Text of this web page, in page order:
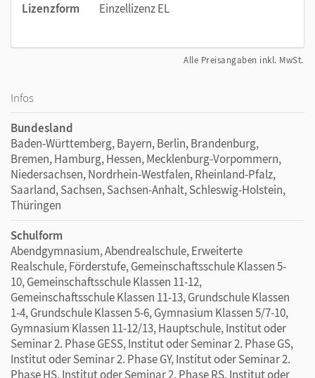
Lizenzform
Einzellizenz EL
Alle Preisangaben inkl. MwSt.
Infos
Bundesland
Baden-Württemberg, Bayern, Berlin, Brandenburg,
Bremen, Hamburg, Hessen, Mecklenburg-Vorpommern,
Niedersachsen, Nordrhein-Westfalen, Rheinland-Pfalz,
Saarland, Sachsen, Sachsen-Anhalt, Schleswig-Holstein,
Thüringen
Schulform
Abendgymnasium, Abendrealschule, Erweiterte
Realschule, Förderstufe, Gemeinschaftsschule Klassen 5-
10, Gemeinschaftsschule Klassen 11-12,
Gemeinschaftsschule Klassen 11-13, Grundschule Klassen
1-4, Grundschule Klassen 5-6, Gymnasium Klassen 5/7-10,
Gymnasium Klassen 11-12/13, Hauptschule, Institut oder
Seminar 2. Phase GESS, Institut oder Seminar 2. Phase GS,
Institut oder Seminar 2. Phase GY, Institut oder Seminar 2.
Phase HS, Institut oder Seminar 2. Phase RS, Institut oder